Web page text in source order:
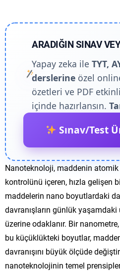
ARADIĞIN SINAV
Yapay zeka ileTYT,
derslerine özel
özetleri ve PDF
içinde hazırlansın.
Sınav/Test
Nanoteknoloji, maddenin
kontrolünü içeren, hızla gelişen
maddelerin nano boyutlardaki
davranışların günlük
üzerine odaklanır. Bir
bu küçüklükteki boyutlar,
davranışını büyük ölçüde
nanoteknolojinin temel